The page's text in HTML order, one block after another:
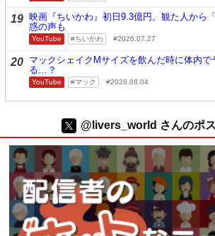
19 映画『ちいかわ』初日9.3億円。観た人から
惑の声も
YouTube ちいかわ 2026.07.27
20 マックシェイクMサイズを飲んだ時に体内
る…？
YouTube マック 2026.08.04
@livers_world さんのポ